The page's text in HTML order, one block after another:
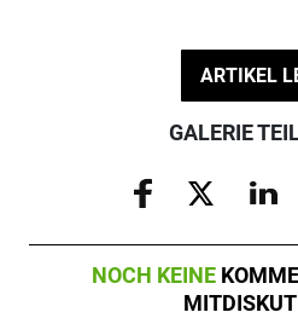
ARTIKEL
GALERIE
NOCH KEINE